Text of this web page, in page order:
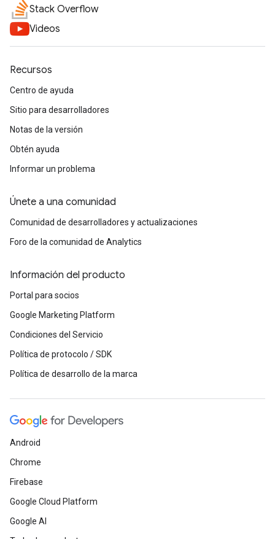
Stack Overflow
Videos
Recursos
Centro de ayuda
Sitio para desarrolladores
Notas de la versión
Obtén ayuda
Informar un problema
Únete a una comunidad
Comunidad de desarrolladores y actualizaciones
Foro de la comunidad de Analytics
Información del producto
Portal para socios
Google Marketing Platform
Condiciones del Servicio
Política de protocolo / SDK
Política de desarrollo de la marca
Android
Chrome
Firebase
Google Cloud Platform
Google AI